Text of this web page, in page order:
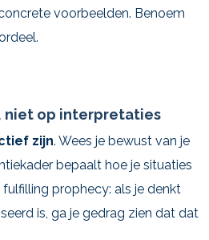
voorbeelden. Benoem
niet op interpretaties
zijn. Wees je bewust van je
bepaalt hoe je situaties
prophecy: als je denkt
is, ga je gedrag zien dat dat